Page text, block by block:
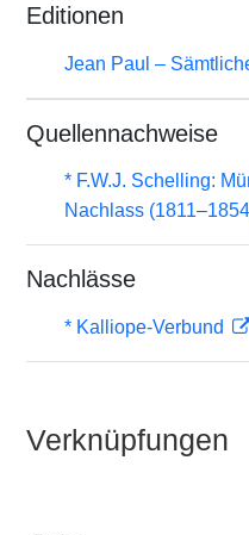
Editionen
Jean Paul –
Quellennachweise
* F.W.J. Schelling:
Nachlass
Nachlässe
* Kalliope-Verbund
Verknüpfungen